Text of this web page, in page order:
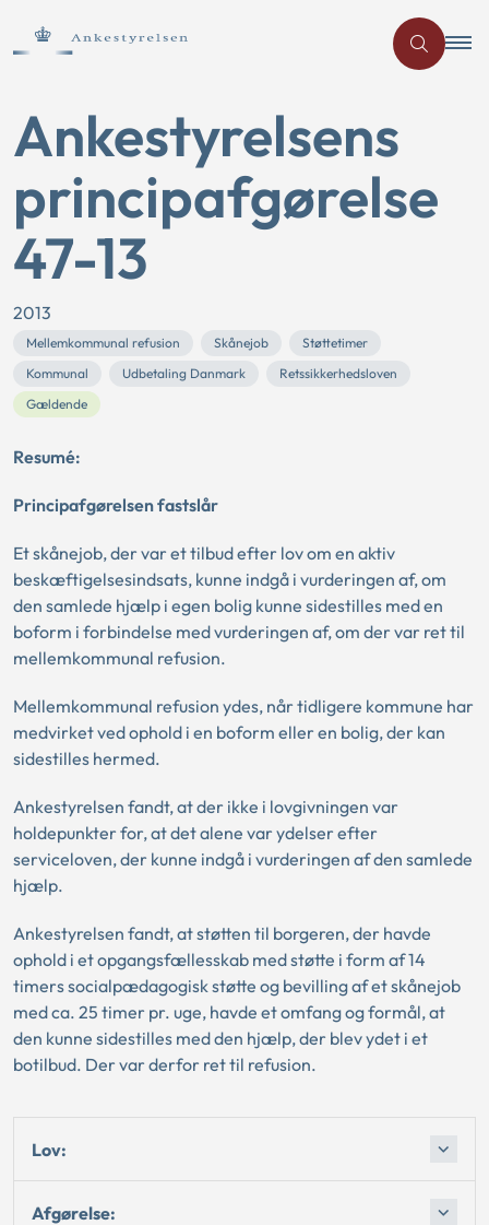
Ankestyrelsens
principafgørelse
47-13
2013
Mellemkommunal refusion Skånejob
Støttetimer
Kommunal
Udbetaling Danmark
Retssikkerhedsloven
Gældende
Resumé:
Principafgørelsen fastslår
Et skånejob, der var et tilbud efter lov om en aktiv
beskæftigelsesindsats, kunne indgå i vurderingen af, om
den samlede hjælp i egen bolig kunne sidestilles med en
boform i forbindelse med vurderingen af, om der var ret til
mellemkommunal refusion.
Mellemkommunal refusion ydes, når tidligere kommune har
medvirket ved ophold i en boform eller en bolig, der kan
sidestilles hermed.
Ankestyrelsen fandt, at der ikke i lovgivningen var
holdepunkter for, at det alene var ydelser efter
serviceloven, der kunne indgå i vurderingen af den samlede
hjælp.
Ankestyrelsen fandt, at støtten til borgeren, der havde
ophold i et opgangsfællesskab med støtte i form af 14
timers socialpædagogisk støtte og bevilling af et skånejob
med ca. 25 timer pr. uge, havde et omfang og formål, at
den kunne sidestilles med den hjælp, der blev ydet i et
botilbud. Der var derfor ret til refusion.
Lov:
Afgørelse: